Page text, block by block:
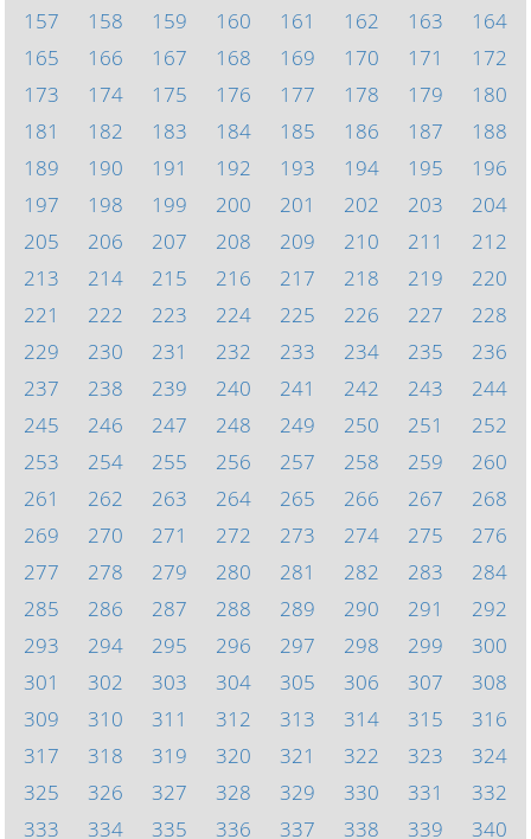
157
158 159 160 161 162 163
164
165
166 167 168 169 170 171
172
173
174 175 176 177 178 179
180
181
182 183 184 185 186 187
188
189
190 191 192 193 194 195
196
197
198 199 200 201 202 203
204
205
206 207 208 209 210 211
212
213
214 215 216 217 218 219
220
221
222 223 224 225 226 227
228
229
230 231 232 233 234 235
236
237
238 239 240 241 242 243
244
245
246 247 248 249 250 251
252
253
254 255 256 257 258 259
260
261
262 263 264 265 266 267
268
269
270 271 272 273 274 275
276
277
278 279 280 281 282 283
284
285
286 287 288 289 290 291
292
293
294 295 296 297 298 299
300
301
302 303 304 305 306 307
308
309
310 311 312 313 314 315
316
317
318 319 320 321 322 323
324
325
326 327 328 329 330 331
332
333
334 335 336 337 338 339 340